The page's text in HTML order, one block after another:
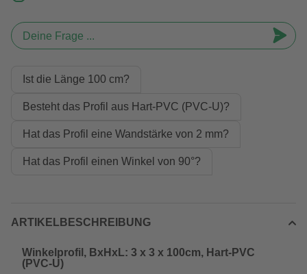
Deine Frage ...
Ist die Länge 100 cm?
Besteht das Profil aus Hart-PVC (PVC-U)?
Hat das Profil eine Wandstärke von 2 mm?
Hat das Profil einen Winkel von 90°?
ARTIKELBESCHREIBUNG
Winkelprofil, BxHxL: 3 x 3 x 100cm, Hart-PVC
(PVC-U)